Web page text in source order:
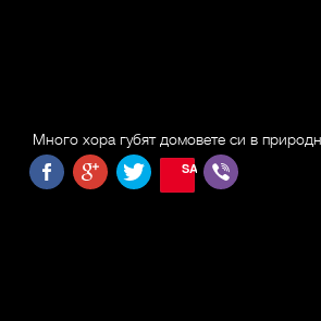
Много хора губят домовете си в
SAVE